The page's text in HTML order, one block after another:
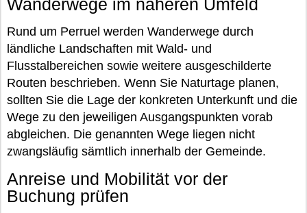
Wanderwege im näheren Umfeld
Rund um Perruel werden Wanderwege durch
ländliche Landschaften mit Wald- und
Flusstalbereichen sowie weitere ausgeschilderte
Routen beschrieben. Wenn Sie Naturtage planen,
sollten Sie die Lage der konkreten Unterkunft und die
Wege zu den jeweiligen Ausgangspunkten vorab
abgleichen. Die genannten Wege liegen nicht
zwangsläufig sämtlich innerhalb der Gemeinde.
Anreise und Mobilität vor der
Buchung prüfen